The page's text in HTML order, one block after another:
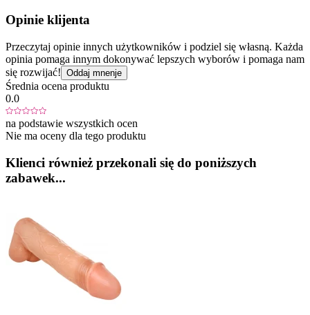
Opinie klijenta
Przeczytaj opinie innych użytkowników i podziel się własną. Każda
opinia pomaga innym dokonywać lepszych wyborów i pomaga nam
się rozwijać! Oddaj mnenje
Średnia ocena produktu
0.0
na podstawie wszystkich ocen
Nie ma oceny dla tego produktu
Klienci również przekonali się do poniższych
zabawek...